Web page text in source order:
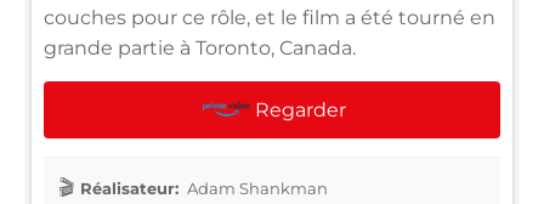
couches pour ce rôle, et le film a été tourné en
grande partie à Toronto, Canada.
Regarder
Réalisateur: Adam Shankman